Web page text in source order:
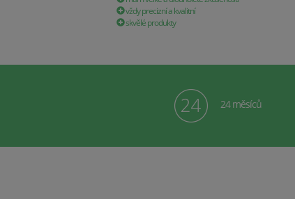
vždy precizní a kvalitní
skvělé produkty
24 měsíců